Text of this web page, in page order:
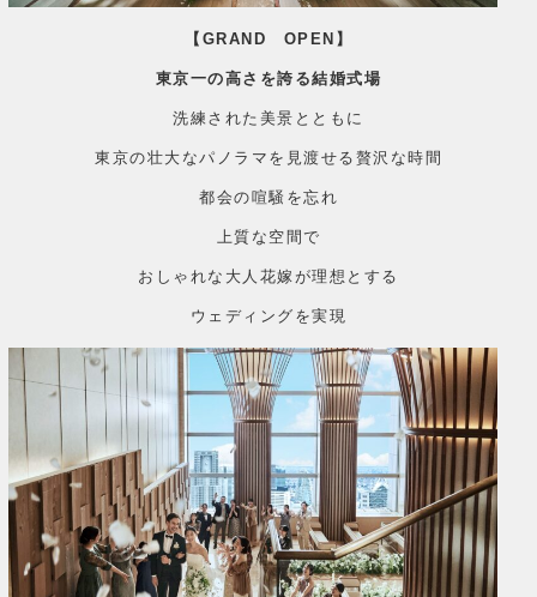
【GRAND OPEN】
東京一の高さを誇る結婚式場
洗練された美景とともに
東京の壮大なパノラマを見渡せる贅沢な時間
都会の喧騒を忘れ
上質な空間で
おしゃれな大人花嫁が理想とする
ウェディングを実現